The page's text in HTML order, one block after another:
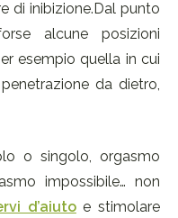
di inibizione.Dal punto
alcune posizioni
esempio quella in cui
da dietro,
o singolo, orgasmo
impossibile… non
d’aiutoe stimolare